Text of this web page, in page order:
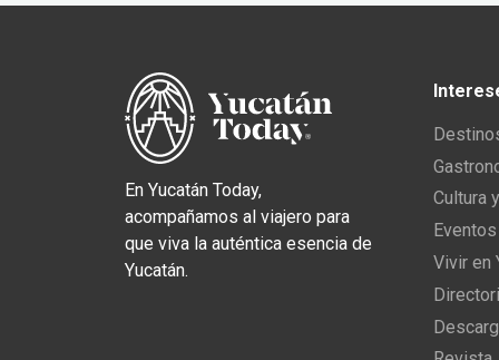
En Yucatán Today,
acompañamos al viajero para
que viva la auténtica esencia de
Yucatán.
Cultura
Vivir en